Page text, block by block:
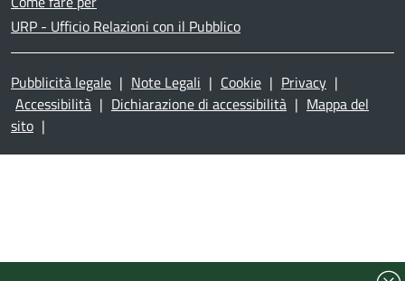
URP - Ufficio Relazioni con il Pubblico
Pubblicità legale | Note Legali | Cookie | Privacy |
Accessibilità | Dichiarazione di accessibilità | Mappa del
sito |